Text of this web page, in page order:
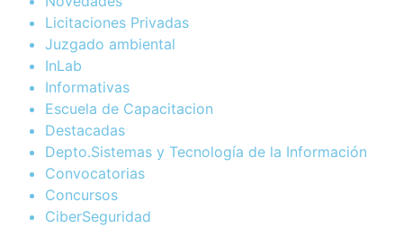
Licitaciones Privadas
Juzgado ambiental
InLab
Informativas
Escuela de Capacitacion
Destacadas
Depto.Sistemas y Tecnología de la Información
Convocatorias
Concursos
CiberSeguridad